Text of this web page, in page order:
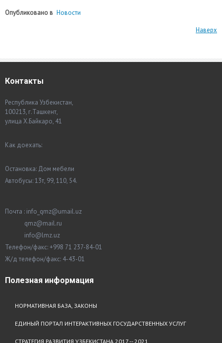
Опубликовано в Новости
Наверх
Контакты
Республика Узбекистан,
100213, г.Ташкент,
улица Х.Байкаро, 41
Как доехать:
Остановка: Дом мебели
Автобусы: 13т, 99, 110, 54.
Почта : info_qmz@umail.uz
qmz@mail.ru
info@lmz.uz
Телефон/факс: +998 71 237-84-01
Ж/д телефон/факс: 4-43-01
Полезная информация
НОРМАТИВНАЯ БАЗА, ЗАКОНЫ
ЕДИНЫЙ ПОРТАЛ ИНТЕРАКТИВНЫХ ГОСУДАРСТВЕННЫХ УСЛУГ
СТРАТЕГИЯ РАЗВИТИЯ УЗБЕКИСТАНА 2017 -- 2021